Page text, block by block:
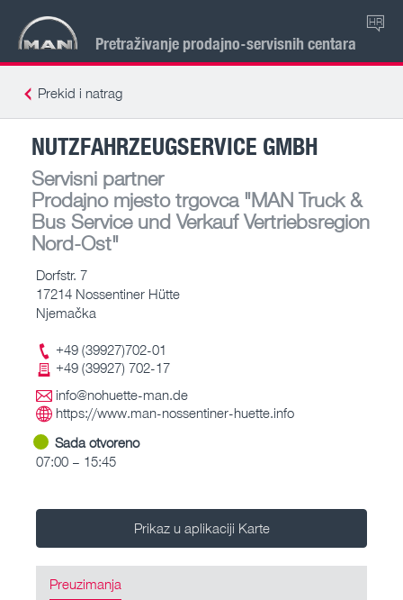
Pretraživanje prodajno-servisnih centara
HR
Prekid i natrag
NUTZFAHRZEUGSERVICE GMBH
Servisni partner
Prodajno mjesto trgovca"MAN Truck &
Bus Service und Verkauf Vertriebsregion
Nord-Ost"
Dorfstr. 7
17214 Nossentiner Hütte
Njemačka
+49 (39927)702-01
+49 (39927) 702-17
info@nohuette-man.de
https://www.man-nossentiner-huette.info
Sada otvoreno
07:00 – 15:45
Prikaz u aplikaciji Karte
Preuzimanja